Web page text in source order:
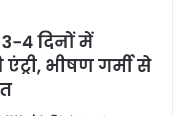
4 दिनों में
भीषण गर्मी से